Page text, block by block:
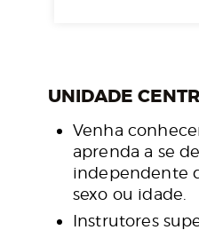
UNIDADE
Venha
aprenda a se
independente
sexo ou idade.
Instrutores